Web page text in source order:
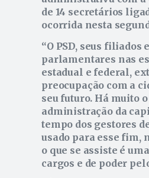
de 14 secretários
ocorrida nesta
O PSD, seus filiados
parlamentares nas
estadual e federal,
preocupação com a
seu futuro. Há muito
administração da
tempo dos gestores
usado para esse fim,
o que se assiste é
cargos e de poder